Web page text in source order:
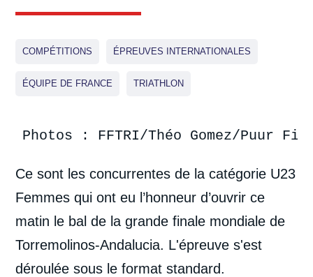
COMPÉTITIONS ÉPREUVES INTERNATIONALES
ÉQUIPE DE FRANCE TRIATHLON
Photos : FFTRI/Théo Gomez/Puur
Ce sont les concurrentes de la catégorie U23
Femmes qui ont eu l’honneur d’ouvrir ce
matin le bal de la grande finale mondiale de
Torremolinos-Andalucia. L'épreuve s'est
déroulée sous le format standard.